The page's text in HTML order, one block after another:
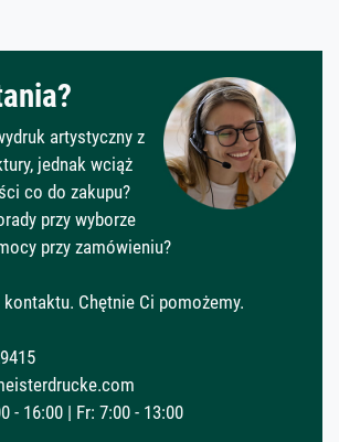
artystyczny z
jednak wciąż
co do zakupu?
przy wyborze
przy zamówieniu?
Chętnie Ci pomożemy.
- 16:00 | Fr: 7:00 - 13:00